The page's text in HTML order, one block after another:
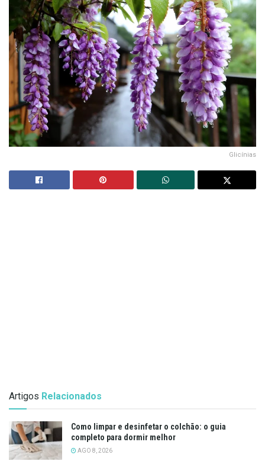
Glicínias
Artigos Relacionados
Como limpar e desinfetar o colchão: o guia
completo para dormir melhor
AGO 8, 2026